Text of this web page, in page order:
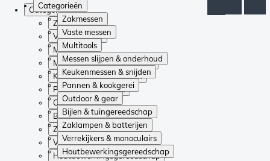
Categorieën
Zakmessen
Vaste messen
Multitools
Messen slijpen & onderhoud
Keukenmessen & snijden
Pannen & kookgerei
Outdoor & gear
Bijlen & tuingereedschap
Zaklampen & batterijen
Verrekijkers & monoculairs
Houtbewerkingsgereedschap
Categorieën
Zakmessen
Vaste messen
Multitools
Messen slijpen & onderhoud
Keukenmessen & snijden
Pannen & kookgerei
Outdoor & gear
Bijlen & tuingereedschap
Zaklampen & batterijen
Verrekijkers & monoculairs
Houtbewerkingsgereedschap